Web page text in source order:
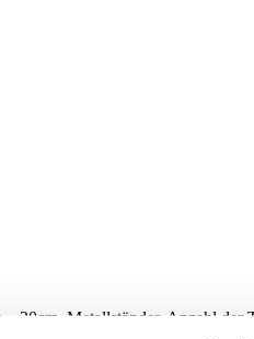
20cm, Metallständer, Anzahl der